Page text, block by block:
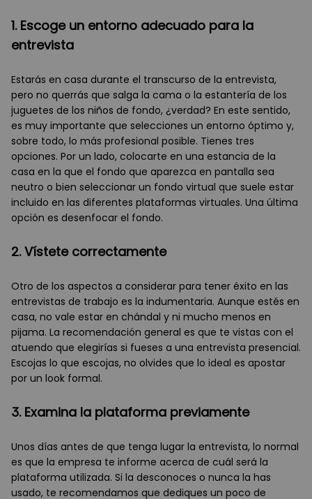
1. Escoge un entorno adecuado para la
entrevista
Estarás en casa durante el transcurso de la entrevista,
pero no querrás que salga la cama o la estantería de los
juguetes de los niños de fondo, ¿verdad? En este sentido,
es muy importante que selecciones un entorno óptimo y,
sobre todo, lo más profesional posible. Tienes tres
opciones. Por un lado, colocarte en una estancia de la
casa en la que el fondo que aparezca en pantalla sea
neutro o bien seleccionar un fondo virtual que suele estar
incluido en las diferentes plataformas virtuales. Una última
opción es desenfocar el fondo.
2. Vístete correctamente
Otro de los aspectos a considerar para tener éxito en las
entrevistas de trabajo es la indumentaria. Aunque estés en
casa, no vale estar en chándal y ni mucho menos en
pijama. La recomendación general es que te vistas con el
atuendo que elegirías si fueses a una entrevista presencial.
Escojas lo que escojas, no olvides que lo ideal es apostar
por un look formal.
3. Examina la plataforma previamente
Unos días antes de que tenga lugar la entrevista, lo normal
es que la empresa te informe acerca de cuál será la
plataforma utilizada. Si la desconoces o nunca la has
usado, te recomendamos que dediques un poco de